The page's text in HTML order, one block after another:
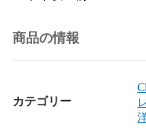
商品の情報
カテゴリー